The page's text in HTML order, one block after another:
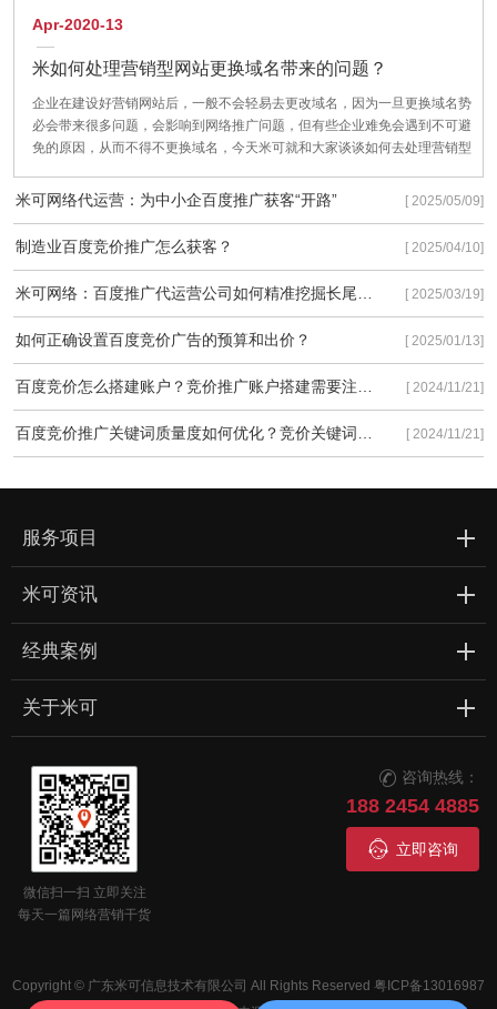
Apr-2020-13
米如何处理营销型网站更换域名带来的问题？
企业在建设好营销网站后，一般不会轻易去更改域名，因为一旦更换域名势
必会带来很多问题，会影响到网络推广问题，但有些企业难免会遇到不可避
免的原因，从而不得不更换域名，今天米可就和大家谈谈如何去处理营销型
米可网络代运营：为中小企百度推广获客“开路” [ 2025/05/09]
制造业百度竞价推广怎么获客？ [ 2025/04/10]
[ 2025/03/19]
如何正确设置百度竞价广告的预算和出价？ [ 2025/01/13]
[ 2024/11/21]
[ 2024/11/21]
服务项目
米可资讯
经典案例
关于米可
微信扫一扫 立即关注
每天一篇网络营销干货
 咨询热线：
188 2454 4885
 立即咨询
Copyright © 广东米可信息技术有限公司 All Rights Reserved 粤ICP备13016987